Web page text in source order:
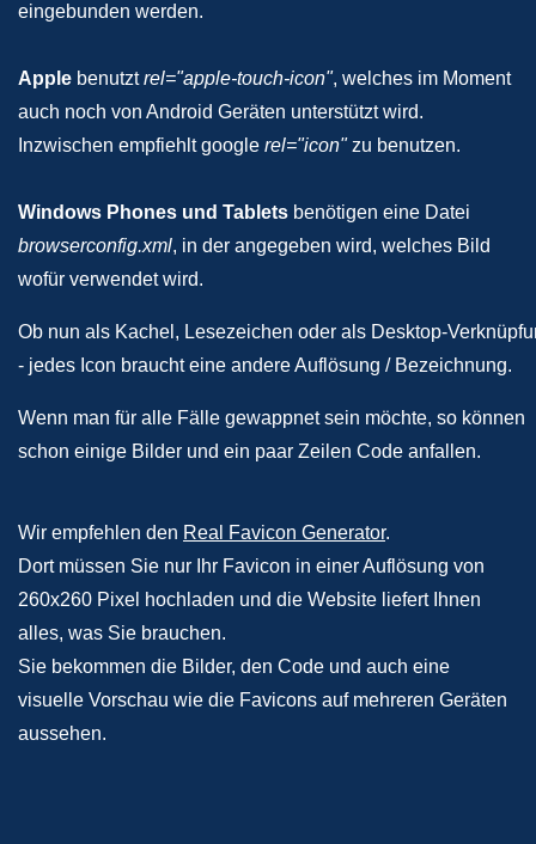
eingebunden werden.
Apple benutztrel="apple-touch-icon", welches im Moment
auch noch von Android Geräten unterstützt wird.
Inzwischen empfiehlt google rel="icon"zu benutzen.
Windows Phones und Tablets benötigen eine Datei
browserconfig.xml, in der angegeben wird, welches Bild
wofür verwendet wird.
Ob nun als Kachel, Lesezeichen oder als Desktop-
- jedes Icon braucht eine andere Auflösung / Bezeichnung.
Wenn man für alle Fälle gewappnet sein möchte, so können
schon einige Bilder und ein paar Zeilen Code anfallen.
Wir empfehlen den Real Favicon Generator.
Dort müssen Sie nur Ihr Favicon in einer Auflösung von
260x260 Pixel hochladen und die Website liefert Ihnen
alles, was Sie brauchen.
Sie bekommen die Bilder, den Code und auch eine
visuelle Vorschau wie die Favicons auf mehreren Geräten
aussehen.